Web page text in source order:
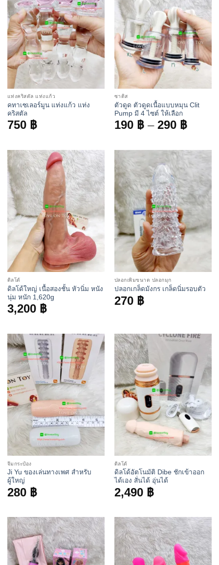
แท่งคริสตัล แท่งแก้ว
คทาเซเลอร์มูน แท่งแก้ว แท่ง
คริสตัล
750 ฿
ซาดิส
ตัวดูด ตัวดูดเนื้อแบบหมุน Clit
Pump มี 4 ไซต์ ให้เลือก
190 ฿ – 290 ฿Price
190 ฿
290 ฿
ดิลโด้
ดิลโด้ใหญ่ เนื้อสองชั้น หัวนิ่ม หนัง
นุ่ม หนัก 1,620g
3,200 ฿
ปลอกเพิ่มขนาด ปลอกมุก
ปลอกเกล็ดมังกร เกล็ดนิ่มรอบตัว
270 ฿
จิ๋มกระป๋อง
Ji Yu ของเล่นทางเพศ สำหรับ
ผู้ใหญ่
280 ฿
ดิลโด้
ดิลโด้อัตโนมัติ Dibe ชักเข้าออก
ได้เอง สั่นได้ อุ่นได้
2,490 ฿